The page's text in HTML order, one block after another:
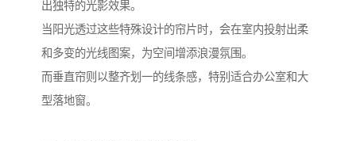
出独特的光影效果。
当阳光透过这些特殊设计的帘片时，会在室内投射出柔
和多变的光线图案，为空间增添浪漫氛围。
而垂直帘则以整齐划一的线条感，特别适合办公室和大
型落地窗。